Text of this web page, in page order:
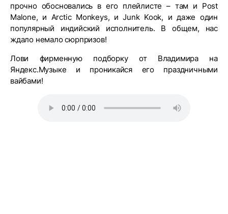
прочно обосновались в его плейлисте – там и Post
Malone, и Arctic Monkeys, и Junk Kook, и даже один
популярный индийский исполнитель. В общем, нас
ждало немало сюрпризов!
Лови фирменную подборку от Владимира на
Яндекс.Музыке и проникайся его праздничными
вайбами!